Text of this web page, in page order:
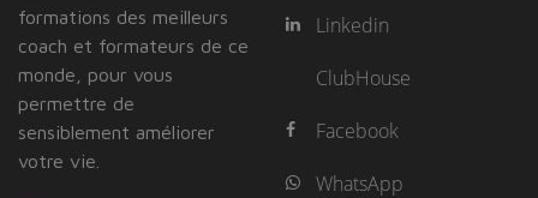
formations des meilleurs
coach et formateurs de ce
monde, pour vous
permettre de
sensiblement améliorer
votre vie.
Linkedin
ClubHouse
Facebook
WhatsApp